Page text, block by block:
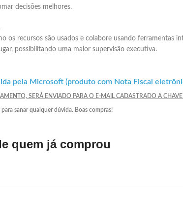
decisões melhores.
os recursos são usados e colabore usando ferramentas
possibilitando uma maior supervisão executiva.
pela Microsoft (produto com Nota Fiscal
SERÁ ENVIADO PARA O E-MAIL CADASTRADO A
sanar qualquer dúvida. Boas compras!
quem já comprou